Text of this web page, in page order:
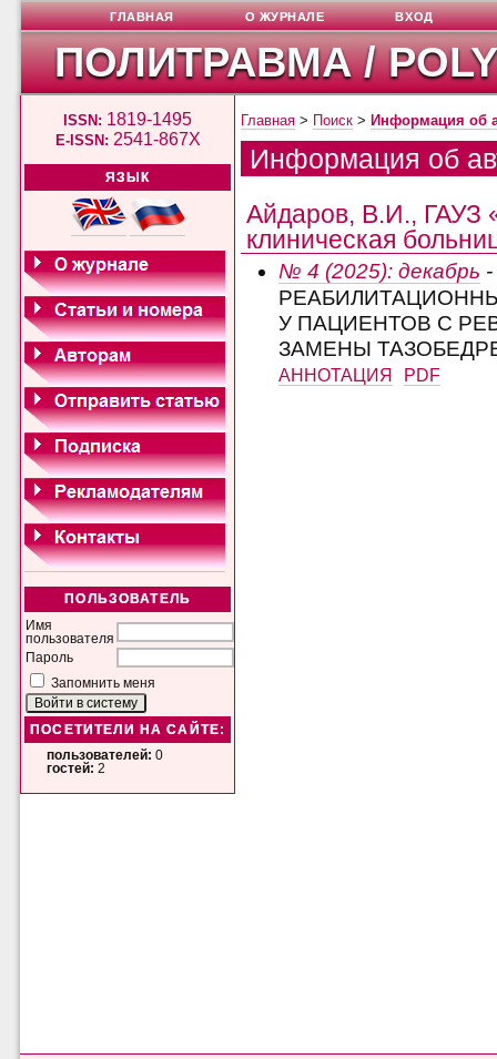
ПОЛИТРАВМА /
ISSN: 1819-1495
E-ISSN: 2541-867X
ЯЗЫК
ПОЛЬЗОВАТЕЛЬ
Имя
пользователя
Пароль
Запомнить меня
ПОСЕТИТЕЛИ НА САЙТЕ:
пользователей: 0
гостей: 2
ГЛАВНАЯ О ЖУРНАЛЕ ВХОД
Главная > Поиск > Информация об
Информация об
Айдаров, В.И., ГАУЗ
клиническая
№ 4 (2025): декабрь
У ПАЦИЕНТОВ С
ЗАМЕНЫ
АННОТАЦИЯ PDF